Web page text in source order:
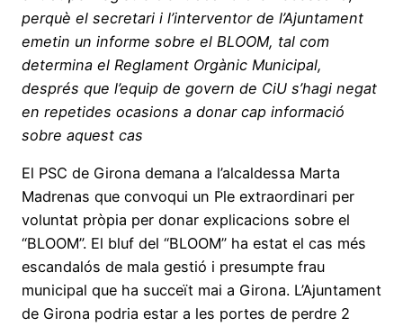
perquè el secretari i l’interventor de l’Ajuntament
emetin un informe sobre el BLOOM, tal com
determina el Reglament Orgànic Municipal,
després que l’equip de govern de CiU s’hagi negat
en repetides ocasions a donar cap informació
sobre aquest cas
El PSC de Girona demana a l’alcaldessa Marta
Madrenas que convoqui un Ple extraordinari per
voluntat pròpia per donar explicacions sobre el
“BLOOM”. El bluf del “BLOOM” ha estat el cas més
escandalós de mala gestió i presumpte frau
municipal que ha succeït mai a Girona. L’Ajuntament
de Girona podria estar a les portes de perdre 2